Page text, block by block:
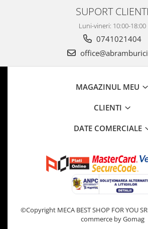
SUPORT CLIENTI
Luni-vineri: 10:00-18:00
0741021404
MAGAZINUL MEU
CLIENTI
DATE COMERCIALE
©Copyright MECA BEST SHOP FOR YOU
commerce by Gomag